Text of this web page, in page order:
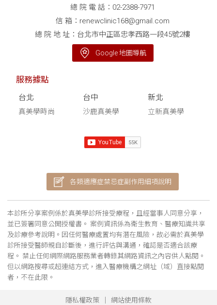
總 院 電 話： 02-2388-7971
信 箱： renewclinic168@gmail.com
總 院 地 址：台北市中正區忠孝西路一段45號2樓
Google 地圖導航
服務據點
台北
真美學時尚
台中
沙鹿真美學
新北
立新真美學
各類適應症禁忌症副作用細項說明
本診所分享案例係於真美學診所接受療程，且經當事人同意分享，
並已簽署同意公開授權書。 案例資訊係為衛生教育、醫療知識共享
及診療參考說明。因任何醫療處置均有潛在風險，故必需於真美學
診所接受醫師親自診斷後，進行評估與溝通，確認是否適合該療
程。 禁止任何網際網路服務業者轉錄其網路資訊之內容供人點閱。
但以網路搜尋或超連結方式，進入醫療機構之網址（域）直接點閱
者，不在此限。
隱私權政策 網站使用條款